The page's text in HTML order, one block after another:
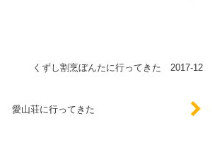
くずし割烹ぼんたに行ってきた 2017-12
愛山荘に行ってきた